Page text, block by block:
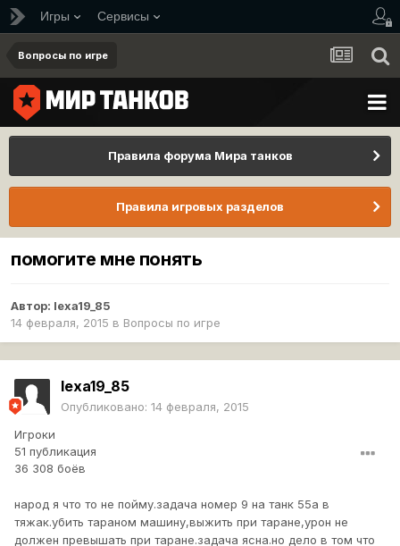
Игры Сервисы
Вопросы по игре
Правила форума Мира танков
Правила игровых разделов
помогите мне понять
Автор: lexa19_85
14 февраля, 2015 в Вопросы по игре
lexa19_85
Опубликовано: 14 февраля, 2015
Игроки
51 публикация
36 308 боёв
народ я что то не пойму.задача номер 9 на танк 55а в
тяжак.убить тараном машину,выжить при таране,урон не
должен превышать при таране.задача ясна.но дело в том что